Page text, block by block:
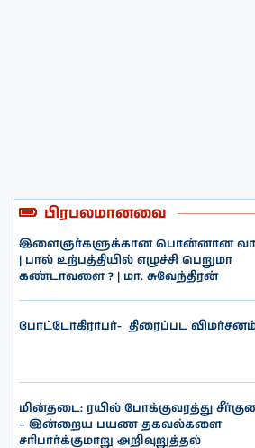
பிரபலமானவை
இளைஞர்களுக்கான பொன்னான
| பால் உற்பத்தியில் எழுச்சி பெறுமா
கண்டாவளை ? | மா. சுவேந்திரன்
போட்டோகிராபர்- ‌ திரைப்பட
மின்தடை: ரயில் போக்குவரத்து
– இன்றைய பயண தகவல்களை
சரிபார்க்குமாறு அறிவுறுத்தல்